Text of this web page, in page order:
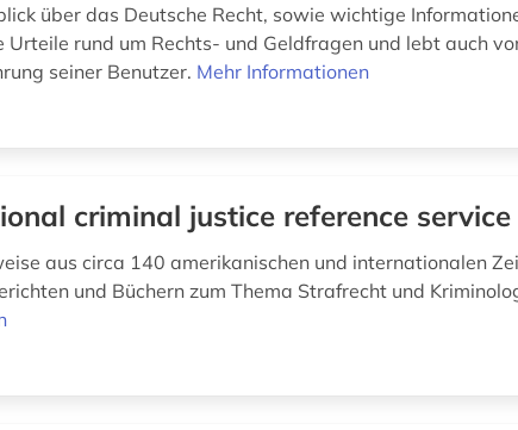
über das Deutsche Recht, sowie wichtige
Urteile rund um Rechts- und Geldfragen und lebt auch
seiner Benutzer. Mehr Informationen
criminal justice reference
aus circa 140 amerikanischen und internationalen
und Büchern zum Thema Strafrecht und